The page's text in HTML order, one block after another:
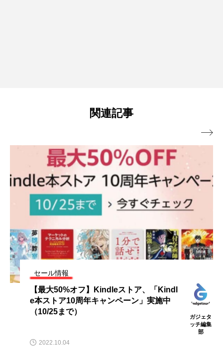
関連記事
セール情報
【最大50%オフ】Kindleストア、「Kindl
e本ストア10周年キャンペーン」実施中
（10/25まで）
ガジェタ
ッチ編集
部
2022.10.04
